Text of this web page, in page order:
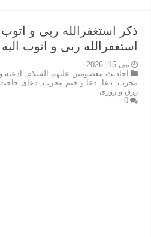
ذکر استغفرالله ربی و
استغفرالله ربی و اتوب الیه
می 15, 2026
احاديث معصومين عليهم السلام, ادعيه
مجرب, دعا, دعا و ختم مجرب, دعای
رزق و روزی
0